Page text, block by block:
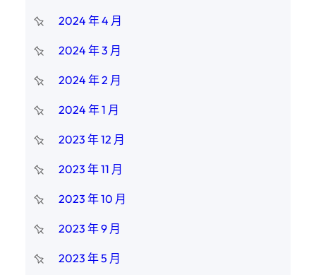
2024 年 4 月
2024 年 3 月
2024 年 2 月
2024 年 1 月
2023 年 12 月
2023 年 11 月
2023 年 10 月
2023 年 9 月
2023 年 5 月